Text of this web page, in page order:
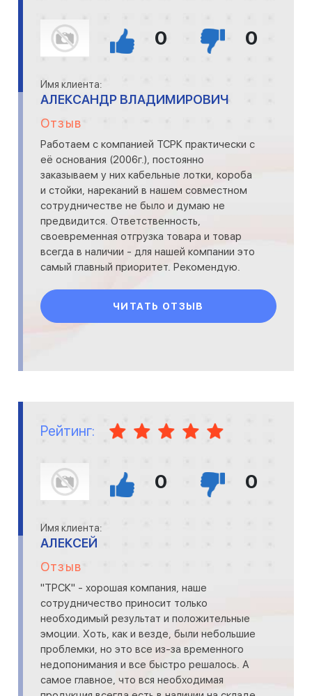
0 0
Имя клиента:
АЛЕКСАНДР ВЛАДИМИРОВИЧ
Отзыв
Работаем с компанией ТСРК практически с
её основания (2006г.), постоянно
заказываем у них кабельные лотки, короба
и стойки, нареканий в нашем совместном
сотрудничестве не было и думаю не
предвидится. Ответственность,
своевременная отгрузка товара и товар
всегда в наличии - для нашей компании это
самый главный приоритет. Рекомендую.
ЧИТАТЬ ОТЗЫВ
Рейтинг:
0 0
Имя клиента:
АЛЕКСЕЙ
Отзыв
"ТРСК" - хорошая компания, наше
сотрудничество приносит только
необходимый результат и положительные
эмоции. Хоть, как и везде, были небольшие
проблемки, но это все из-за временного
недопонимания и все быстро решалось. А
самое главное, что вся необходимая